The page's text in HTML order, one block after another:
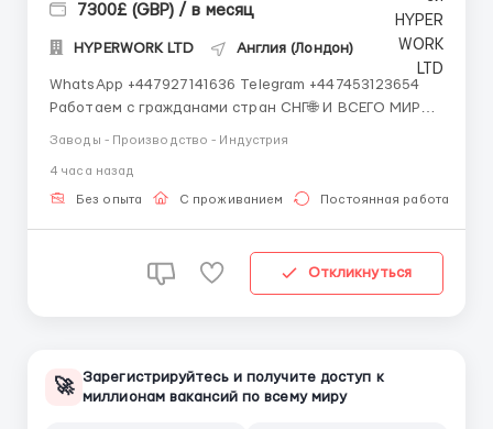
7300£ (GBP) / в месяц
HYPERWORK LTD Англия (Лондон)
WhatsApp +447927141636 Telegram +447453123654
Работаем с гражданами стран СНГ🌐 И ВСЕГО МИРА
работы✅ Компания спокойно относится к новичкам
и обучат их всему с самого нуля.👥 ...
Заводы - Производство - Индустрия
4 часа назад
Без опыта С проживанием Постоянная работа
Откликнуться
🚀 Зарегистрируйтесь и получите доступ к
миллионам вакансий по всему миру